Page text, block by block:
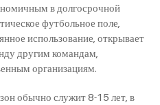
в долгосрочной
футбольное поле,
использование, открывает
другим командам,
организациям.
обычно служит 8-15 лет, в